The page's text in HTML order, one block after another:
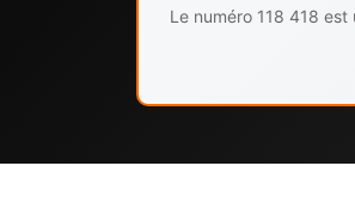
Le numéro 118 418